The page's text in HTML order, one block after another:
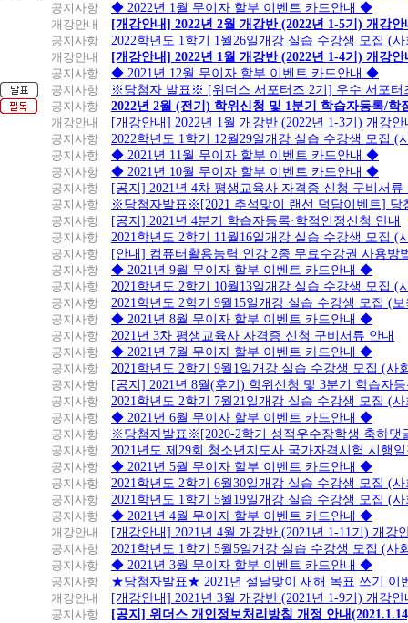
공지사항
◆ 2022년 1월 무이자 할부 이벤트 카드안내 ◆
개강안내
[개강안내] 2022년 2월 개강반 (2022년 1-5기) 개강안
공지사항
2022학년도 1학기 1월26일개강 실습 수강생 모집 (
개강안내
[개강안내] 2022년 1월 개강반 (2022년 1-4기) 개강안
공지사항
◆ 2021년 12월 무이자 할부 이벤트 카드안내 ◆
공지사항
※당첨자 발표※ [위더스 서포터즈 2기] 우수 서포터
공지사항
2022년 2월 (전기) 학위신청 및 1분기 학습자등록/학
개강안내
[개강안내] 2022년 1월 개강반 (2022년 1-3기) 개강안
공지사항
2022학년도 1학기 12월29일개강 실습 수강생 모집 (
공지사항
◆ 2021년 11월 무이자 할부 이벤트 카드안내 ◆
공지사항
◆ 2021년 10월 무이자 할부 이벤트 카드안내 ◆
공지사항
[공지] 2021년 4차 평생교육사 자격증 신청 구비서류
공지사항
※당첨자발표※[2021 추석맞이 랜선 덕담이벤트] 당
공지사항
[공지] 2021년 4분기 학습자등록·학점인정신청 안내
공지사항
2021학년도 2학기 11월16일개강 실습 수강생 모집 (
공지사항
[안내] 컴퓨터활용능력 인강 2종 무료수강권 사용방
공지사항
◆ 2021년 9월 무이자 할부 이벤트 카드안내 ◆
공지사항
2021학년도 2학기 10월13일개강 실습 수강생 모집 (
공지사항
2021학년도 2학기 9월15일개강 실습 수강생 모집 (
공지사항
◆ 2021년 8월 무이자 할부 이벤트 카드안내 ◆
공지사항
2021년 3차 평생교육사 자격증 신청 구비서류 안내
공지사항
◆ 2021년 7월 무이자 할부 이벤트 카드안내 ◆
공지사항
2021학년도 2학기 9월1일개강 실습 수강생 모집 (사
공지사항
[공지] 2021년 8월(후기) 학위신청 및 3분기 학습자
공지사항
2021학년도 2학기 7월21일개강 실습 수강생 모집 (
공지사항
◆ 2021년 6월 무이자 할부 이벤트 카드안내 ◆
공지사항
※당첨자발표※[2020-2학기 성적우수장학생 축하댓
공지사항
2021년도 제29회 청소년지도사 국가자격시험 시행
공지사항
◆ 2021년 5월 무이자 할부 이벤트 카드안내 ◆
공지사항
2021학년도 2학기 6월30일개강 실습 수강생 모집 (
공지사항
2021학년도 1학기 5월19일개강 실습 수강생 모집 (
공지사항
◆ 2021년 4월 무이자 할부 이벤트 카드안내 ◆
개강안내
[개강안내] 2021년 4월 개강반 (2021년 1-11기) 개강
공지사항
2021학년도 1학기 5월5일개강 실습 수강생 모집 (사
공지사항
◆ 2021년 3월 무이자 할부 이벤트 카드안내 ◆
공지사항
★당첨자발표★ 2021년 설날맞이 새해 목표 쓰기 이
개강안내
[개강안내] 2021년 3월 개강반 (2021년 1-9기) 개강안
공지사항
[공지] 위더스 개인정보처리방침 개정 안내